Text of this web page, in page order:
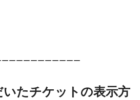
ーーーーーーーーーー
たチケットの表示方